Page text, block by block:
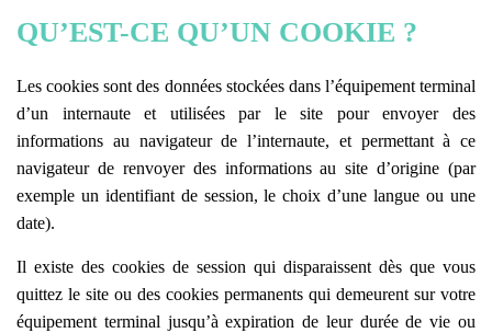
QU’EST-CE QU’UN COOKIE ?
Les cookies sont des données stockées dans l’équipement terminal
d’un internaute et utilisées par le site pour envoyer des
informations au navigateur de l’internaute, et permettant à ce
navigateur de renvoyer des informations au site d’origine (par
exemple un identifiant de session, le choix d’une langue ou une
date).
Il existe des cookies de session qui disparaissent dès que vous
quittez le site ou des cookies permanents qui demeurent sur votre
équipement terminal jusqu’à expiration de leur durée de vie ou